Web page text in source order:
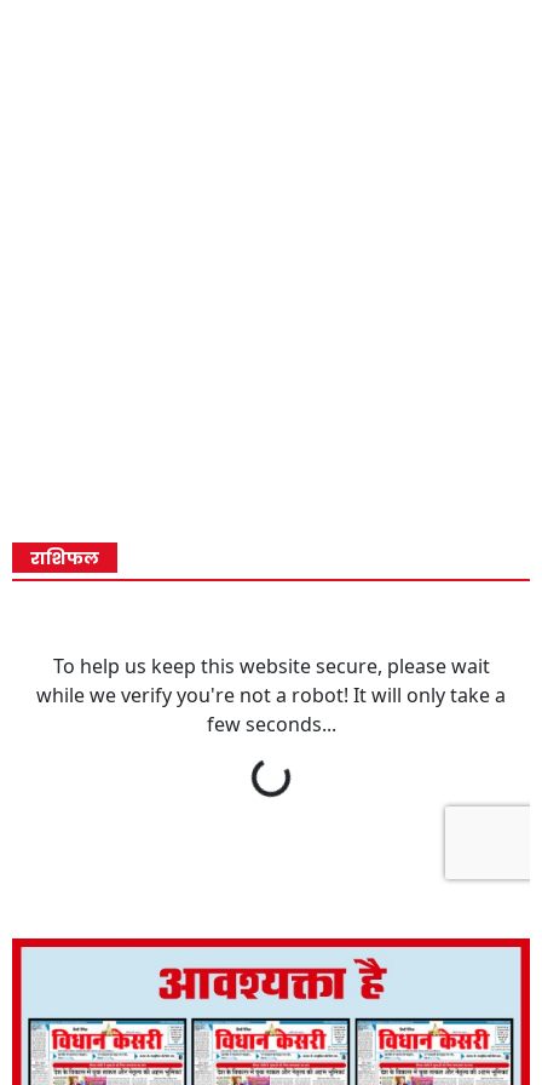
राशिफल